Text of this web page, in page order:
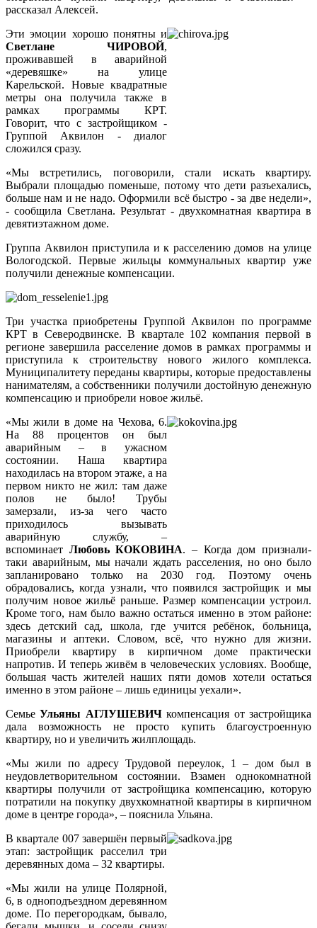
рассказал Алексей.
Эти эмоции хорошо понятны и
Светлане ЧИРОВОЙ,
проживавшей в аварийной
«деревяшке» на улице
Карельской. Новые квадратные
метры она получила также в
рамках программы КРТ.
Говорит, что с застройщиком -
Группой Аквилон - диалог
сложился сразу.
«Мы встретились, поговорили, стали искать квартиру.
Выбрали площадью поменьше, потому что дети разъехались,
больше нам и не надо. Оформили всё быстро - за две недели»,
- сообщила Светлана. Результат - двухкомнатная квартира в
девятиэтажном доме.
Группа Аквилон приступила и к расселению домов на улице
Вологодской. Первые жильцы коммунальных квартир уже
получили денежные компенсации.
Три участка приобретены Группой Аквилон по программе
КРТ в Северодвинске. В квартале 102 компания первой в
регионе завершила расселение домов в рамках программы и
приступила к строительству нового жилого комплекса.
Муниципалитету переданы квартиры, которые предоставлены
нанимателям, а собственники получили достойную денежную
компенсацию и приобрели новое жильё.
«Мы жили в доме на Чехова, 6.
На 88 процентов он был
аварийным – в ужасном
состоянии. Наша квартира
находилась на втором этаже, а на
первом никто не жил: там даже
полов не было! Трубы
замерзали, из-за чего часто
приходилось вызывать
аварийную службу, –
вспоминает Любовь КОКОВИНА. – Когда дом признали-
таки аварийным, мы начали ждать расселения, но оно было
запланировано только на 2030 год. Поэтому очень
обрадовались, когда узнали, что появился застройщик и мы
получим новое жильё раньше. Размер компенсации устроил.
Кроме того, нам было важно остаться именно в этом районе:
здесь детский сад, школа, где учится ребёнок, больница,
магазины и аптеки. Словом, всё, что нужно для жизни.
Приобрели квартиру в кирпичном доме практически
напротив. И теперь живём в человеческих условиях. Вообще,
большая часть жителей наших пяти домов хотели остаться
именно в этом районе – лишь единицы уехали».
Семье Ульяны АГЛУШЕВИЧкомпенсация от застройщика
дала возможность не просто купить благоустроенную
квартиру, но и увеличить жилплощадь.
«Мы жили по адресу Трудовой переулок, 1 – дом был в
неудовлетворительном состоянии. Взамен однокомнатной
квартиры получили от застройщика компенсацию, которую
потратили на покупку двухкомнатной квартиры в кирпичном
доме в центре города», – пояснила Ульяна.
В квартале 007 завершён первый
этап: застройщик расселил три
деревянных дома – 32 квартиры.
«Мы жили на улице Полярной,
6, в одноподъездном деревянном
доме. По перегородкам, бывало,